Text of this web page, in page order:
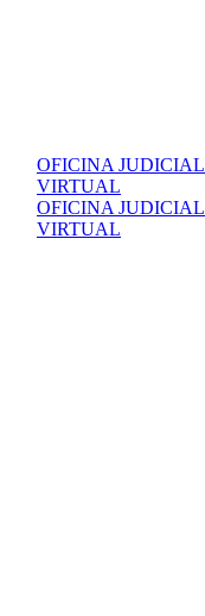
OFICINA JUDICIAL
VIRTUAL
OFICINA JUDICIAL
VIRTUAL